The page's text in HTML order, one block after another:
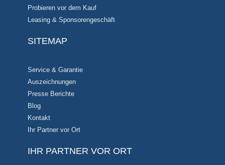
Probieren vor dem Kauf
Leasing & Sponsorengeschäft
SITEMAP
Service & Garantie
Auszeichnungen
Presse Berichte
Blog
Kontakt
Ihr Partner vor Ort
IHR PARTNER VOR ORT